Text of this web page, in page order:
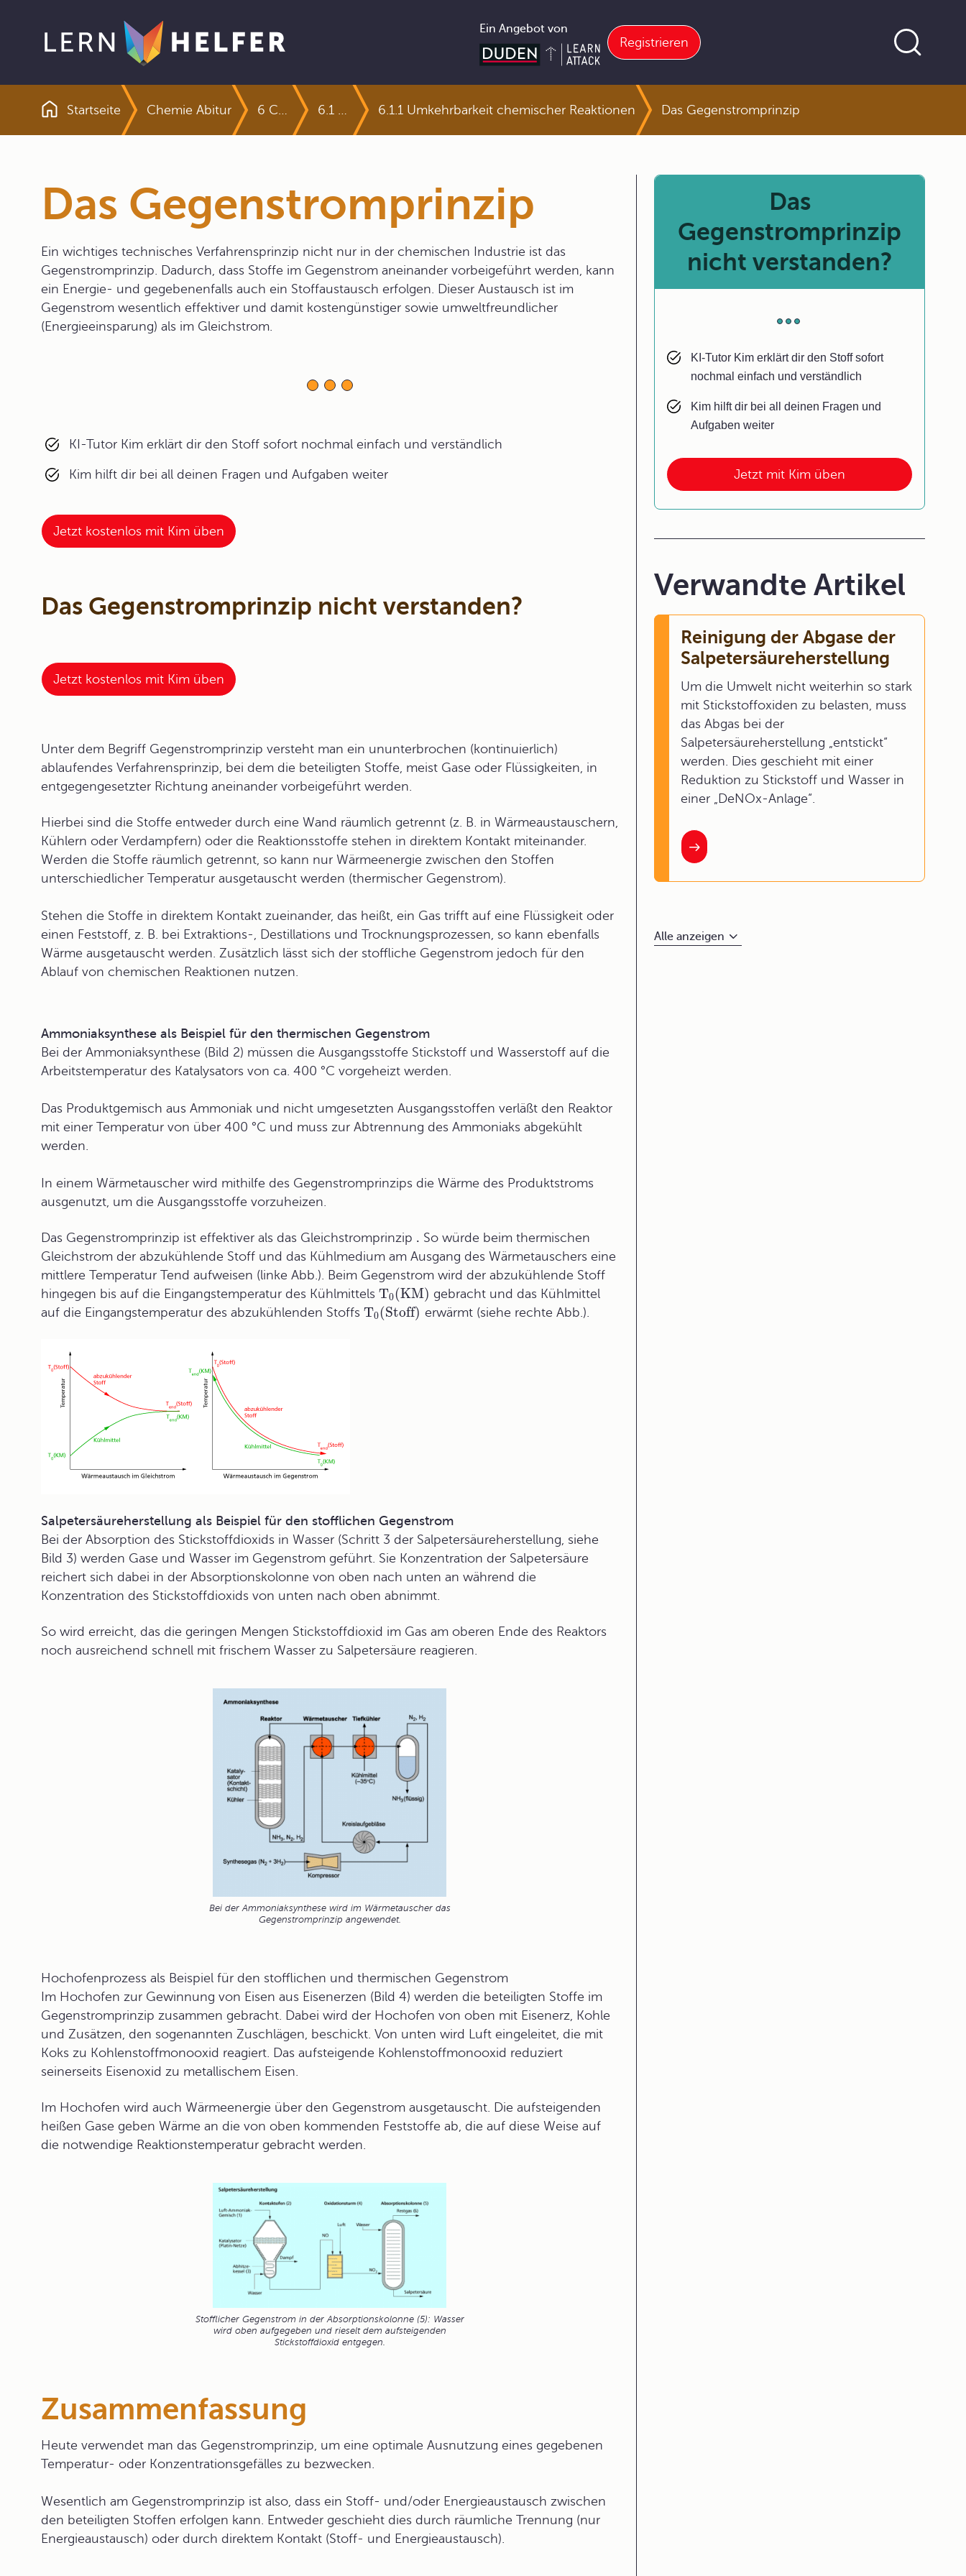
Ein Angebot von
Registrieren
Pfadnavigation
Startseite Chemie Abitur 6.1.1 Umkehrbarkeit chemischer Reaktionen Das Gegenstromprinzip
Das Gegenstromprinzip
Ein wichtiges technisches Verfahrensprinzip nicht nur in der chemischen Industrie ist das
Gegenstromprinzip. Dadurch, dass Stoffe im Gegenstrom aneinander vorbeigeführt werden, kann
ein Energie- und gegebenenfalls auch ein Stoffaustausch erfolgen. Dieser Austausch ist im
Gegenstrom wesentlich effektiver und damit kostengünstiger sowie umweltfreundlicher
(Energieeinsparung) als im Gleichstrom.
KI-Tutor Kim erklärt dir den Stoff sofort nochmal einfach und verständlich
Kim hilft dir bei all deinen Fragen und Aufgaben weiter
Jetzt kostenlos mit Kim üben
Das Gegenstromprinzip nicht verstanden?
Jetzt kostenlos mit Kim üben
Unter dem Begriff Gegenstromprinzip versteht man ein ununterbrochen (kontinuierlich)
ablaufendes Verfahrensprinzip, bei dem die beteiligten Stoffe, meist Gase oder Flüssigkeiten, in
entgegengesetzter Richtung aneinander vorbeigeführt werden.
Hierbei sind die Stoffe entweder durch eine Wand räumlich getrennt (z. B. in Wärmeaustauschern,
Kühlern oder Verdampfern) oder die Reaktionsstoffe stehen in direktem Kontakt miteinander.
Werden die Stoffe räumlich getrennt, so kann nur Wärmeenergie zwischen den Stoffen
unterschiedlicher Temperatur ausgetauscht werden (thermischer Gegenstrom).
Stehen die Stoffe in direktem Kontakt zueinander, das heißt, ein Gas trifft auf eine Flüssigkeit oder
einen Feststoff, z. B. bei Extraktions-, Destillations und Trocknungsprozessen, so kann ebenfalls
Wärme ausgetauscht werden. Zusätzlich lässt sich der stoffliche Gegenstrom jedoch für den
Ablauf von chemischen Reaktionen nutzen.
Ammoniaksynthese als Beispiel für den thermischen Gegenstrom
Bei der Ammoniaksynthese (Bild 2) müssen die Ausgangsstoffe Stickstoff und Wasserstoff auf die
Arbeitstemperatur des Katalysators von ca. 400 °C vorgeheizt werden.
Das Produktgemisch aus Ammoniak und nicht umgesetzten Ausgangsstoffen verläßt den Reaktor
mit einer Temperatur von über 400 °C und muss zur Abtrennung des Ammoniaks abgekühlt
werden.
In einem Wärmetauscher wird mithilfe des Gegenstromprinzips die Wärme des Produktstroms
ausgenutzt, um die Ausgangsstoffe vorzuheizen.
Das Gegenstromprinzip ist effektiver als das Gleichstromprinzip . So würde beim thermischen
Gleichstrom der abzukühlende Stoff und das Kühlmedium am Ausgang des Wärmetauschers eine
mittlere Temperatur Tend aufweisen (linke Abb.). Beim Gegenstrom wird der abzukühlende Stoff
hingegen bis auf die Eingangstemperatur des Kühlmittels T0(KM) gebracht und das Kühlmittel
auf die Eingangstemperatur des abzukühlenden Stoffs T0(Stoff) erwärmt (siehe rechte Abb.).
Salpetersäureherstellung als Beispiel für den stofflichen Gegenstrom
Bei der Absorption des Stickstoffdioxids in Wasser (Schritt 3 der Salpetersäureherstellung, siehe
Bild 3) werden Gase und Wasser im Gegenstrom geführt. Sie Konzentration der Salpetersäure
reichert sich dabei in der Absorptionskolonne von oben nach unten an während die
Konzentration des Stickstoffdioxids von unten nach oben abnimmt.
So wird erreicht, das die geringen Mengen Stickstoffdioxid im Gas am oberen Ende des Reaktors
noch ausreichend schnell mit frischem Wasser zu Salpetersäure reagieren.
Bei der Ammoniaksynthese wird im Wärmetauscher das
Gegenstromprinzip angewendet.
Hochofenprozess als Beispiel für den stofflichen und thermischen Gegenstrom
Im Hochofen zur Gewinnung von Eisen aus Eisenerzen (Bild 4) werden die beteiligten Stoffe im
Gegenstromprinzip zusammen gebracht. Dabei wird der Hochofen von oben mit Eisenerz, Kohle
und Zusätzen, den sogenannten Zuschlägen, beschickt. Von unten wird Luft eingeleitet, die mit
Koks zu Kohlenstoffmonooxid reagiert. Das aufsteigende Kohlenstoffmonooxid reduziert
seinerseits Eisenoxid zu metallischem Eisen.
Im Hochofen wird auch Wärmeenergie über den Gegenstrom ausgetauscht. Die aufsteigenden
heißen Gase geben Wärme an die von oben kommenden Feststoffe ab, die auf diese Weise auf
die notwendige Reaktionstemperatur gebracht werden.
Stofflicher Gegenstrom in der Absorptionskolonne (5): Wasser
wird oben aufgegeben und rieselt dem aufsteigenden
Stickstoffdioxid entgegen.
Zusammenfassung
Heute verwendet man das Gegenstromprinzip, um eine optimale Ausnutzung eines gegebenen
Temperatur- oder Konzentrationsgefälles zu bezwecken.
Wesentlich am Gegenstromprinzip ist also, dass ein Stoff- und/oder Energieaustausch zwischen
den beteiligten Stoffen erfolgen kann. Entweder geschieht dies durch räumliche Trennung (nur
Energieaustausch) oder durch direktem Kontakt (Stoff- und Energieaustausch).
Jetzt mit Kim üben
Das
Gegenstromprinzip
nicht verstanden?
KI-Tutor Kim erklärt dir den Stoff sofort
nochmal einfach und verständlich
Kim hilft dir bei all deinen Fragen und
Aufgaben weiter
Verwandte Artikel
Reinigung der Abgase der
Salpetersäureherstellung
Um die Umwelt nicht weiterhin so stark
mit Stickstoffoxiden zu belasten, muss
das Abgas bei der
Salpetersäureherstellung „entstickt“
werden. Dies geschieht mit einer
Reduktion zu Stickstoff und Wasser in
einer „DeNOx-Anlage“.
Alle anzeigen